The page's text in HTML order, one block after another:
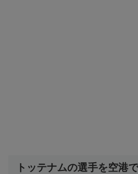
トッテナムの選手を空港